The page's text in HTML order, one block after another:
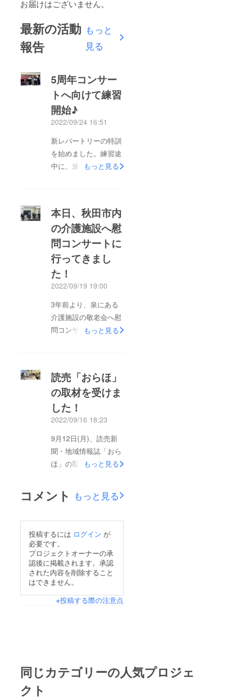
お届けはございません。
最新の活動
報告
もっと
見る
5周年コンサー
トへ向けて練習
開始♪
2022/09/24 16:51
新レパートリーの特訓
を始めました。練習途
中に、連休期間帰秋さ
た。ケーキ＆てば次郎
(八戸名産)、ありがと
うございました。練習
終了後、即！しおてば
でビールです。クラウ
ドファンディングも1
万円コースご支援いた
だき、感謝・感謝で
す。「男鹿の風」生で
聴いて貰い、超！感動
ります～
もっと見る
本日、秋田市内
の介護施設へ慰
問コンサートに
行ってきまし
た！
2022/09/19 19:00
3年前より、泉にある
介護施設の敬老会へ慰
問コンサートで毎年
ます。。。出前歌声喫
茶も、みなさんが元気
に楽しく歌っていただ
き、あっという間の40
の歌は当然「秋田県民
歌」、みなさん声高ら
かに歌ってくれまし
楽しい時間を共有する
なさんと一年後また元
気で合唱する約束を、
交わしてきました。こ
れからも、お元気で…
もっと見る
読売「おらほ」
の取材を受けま
した！
2022/09/16 18:23
9月12日(月)、読売新
聞・地域情報誌「おら
ほ」の取材を受けまし
から今に至るまでの活
動状況、10/29デ
リジナル曲「男鹿の
風」にまつわるエピ
ソード等々…最後に、
練習風景を取材して行
誌「おらほ」9月号(9
もっと見る
コメント もっと見る
投稿するには ログイン が
必要です。
プロジェクトオーナーの承
認後に掲載されます。承認
された内容を削除すること
はできません。
※投稿する際の注意点
同じカテゴリーの人気プロジェ
クト